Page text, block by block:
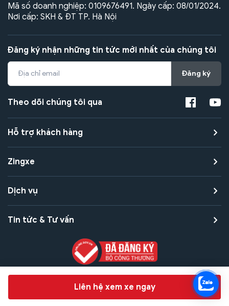
Chat hỗ trợ
Liên hệ xem xe ngay
Mã số doanh nghiệp: 0109676491. Ngày cấp: 08/01/2024.
Nơi cấp: SKH & ĐT TP. Hà Nội
Đăng ký nhận những tin tức mới nhất của chúng tôi
Đăng ký
Theo dõi chúng tôi qua
Hỗ trợ khách hàng
Zingxe
Dịch vụ
Tin tức & Tư vấn
Bảo mật quyền riêng tư
Điều khoản sử dụng